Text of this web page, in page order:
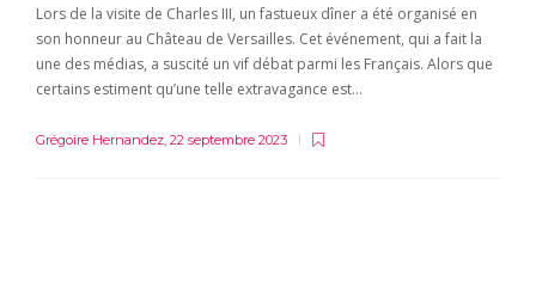
Lors de la visite de Charles III, un fastueux dîner a été organisé en
son honneur au Château de Versailles. Cet événement, qui a fait la
une des médias, a suscité un vif débat parmi les Français. Alors que
certains estiment qu’une telle extravagance est…
Grégoire Hernandez, 22 septembre 2023